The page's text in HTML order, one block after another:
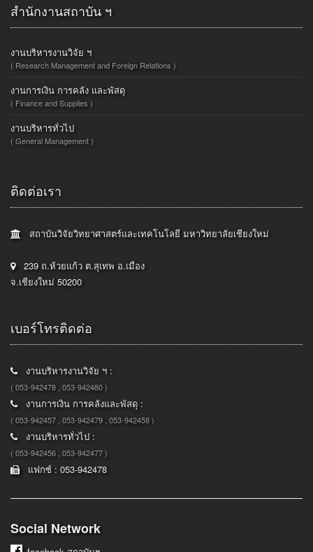
สำนักงานสถาบัน ฯ
งานบริหารงานวิจัย ฯ
( Research Management and Foreign Relations )
งานการเงิน การคลัง และพัสดุ
( Finance and Supplies )
งานบริหารทั่วไป
( General Management )
ติดต่อเรา
สถาบันวิจัยวิทยาศาสตร์และเทคโนโลยี มหาวิทยาลัยเชียงใหม่
239 ถ.ห้วยแก้ว ต.สุเทพ อ.เมือง
จ.เชียงใหม่ 50200
เบอร์โทรติดต่อ
งานบริหารงานวิจัย ฯ :
( 053-942478 , 053-942480 )
งานการเงิน การคลังและพัสดุ :
( 053-942457 , 053-942479 , 053-942458 )
งานบริหารทั่วไป :
( 053-942456 , 053-942477 )
แฟกซ์ : 053-942478
Social Network